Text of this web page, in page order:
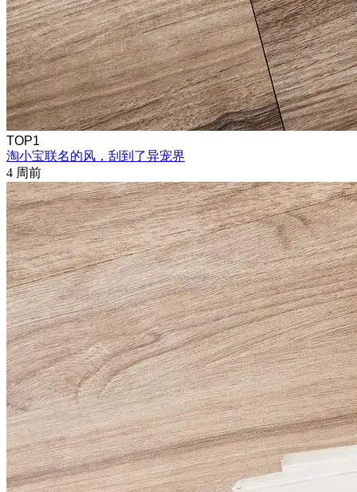
TOP1
淘小宝联名的风，刮到了异宠界
4 周前